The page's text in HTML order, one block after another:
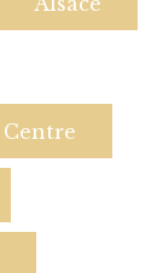
Centre